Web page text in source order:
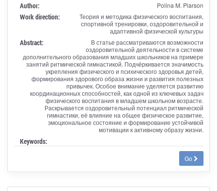
Author: Polina M. Piarson
Work direction:
Теория и методика физического воспитания,
спортивной тренировки, оздоровительной и
адаптивной физической культуры
Abstract:
В статье рассматриваются возможности
оздоровительной деятельности в системе
дополнительного образования младших школьников на примере
занятий ритмической гимнастикой. Подчёркивается значимость
укрепления физического и психического здоровья детей,
формирования здорового образа жизни и развития полезных
привычек. Особое внимание уделяется развитию
координационных способностей, как одной из ключевых задач
физического воспитания в младшем школьном возрасте.
Раскрывается оздоровительный потенциал ритмической
гимнастики, её влияние на общее физическое развитие,
эмоциональное состояние и формирование устойчивой
мотивации к активному образу жизни.
Keywords:
Go